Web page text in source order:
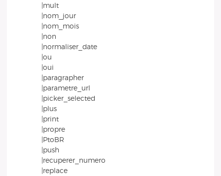
|mult
|nom_jour
|nom_mois
|non
|normaliser_date
|ou
|oui
|paragrapher
|parametre_url
|picker_selected
|plus
|print
|propre
|PtoBR
|push
|recuperer_numero
|replace